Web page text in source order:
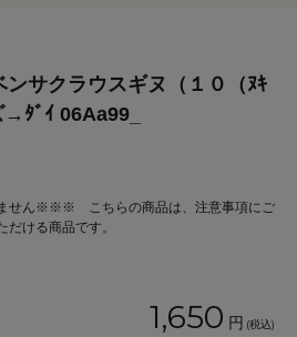
ンサクラウスギヌ（１０（ﾇｷ
ﾀﾞｲ 06Aa99_
せん※※※ こちらの商品は、注意事項にご
ける商品です。
1,650 円 (税込)